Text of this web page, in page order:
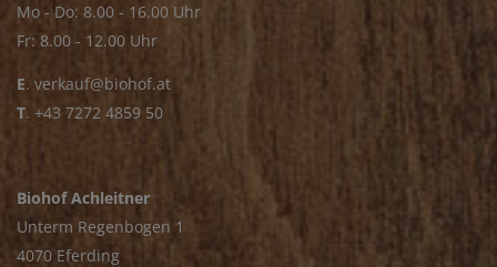
Mo - Do: 8.00 - 16.00 Uhr
Fr: 8.00 - 12.00 Uhr
E. verkauf@biohof.at
T. +43 7272 4859 50
Biohof Achleitner
Unterm Regenbogen 1
4070 Eferding